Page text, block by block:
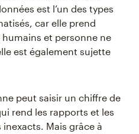
est l’un des types
car elle prend
et personne ne
est également sujette
peut saisir un chiffre de
rend les rapports et les
Mais grâce à